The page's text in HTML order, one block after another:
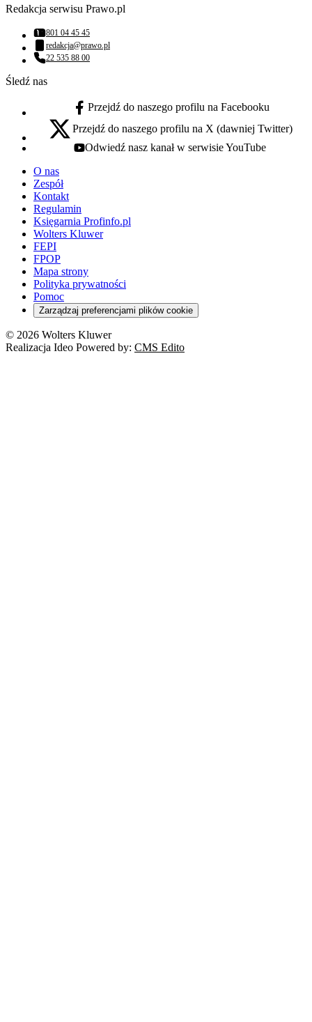
Redakcja serwisu Prawo.pl
Numer telefonu:
801 04 45 45
Adres email:
redakcja@prawo.pl
Numer telefonu:
22 535 88 00
Śledź nas
facebook - otwiera się w nowej karcie
Przejdź do naszego profilu na Facebooku
x - otwiera się w nowej karcie
Przejdź do naszego profilu na X (dawniej Twitter)
youtube - otwiera się w nowej karcie
Odwiedź nasz kanał w serwisie YouTube
O nas
Zespół
Kontakt
Regulamin
Księgarnia Profinfo.pl
Wolters Kluwer
FEPI
FPOP
Mapa strony
Polityka prywatności
Pomoc
Zarządzaj preferencjami plików cookie
© 2026 Wolters Kluwer
Realizacja Ideo Powered by: CMS Edito